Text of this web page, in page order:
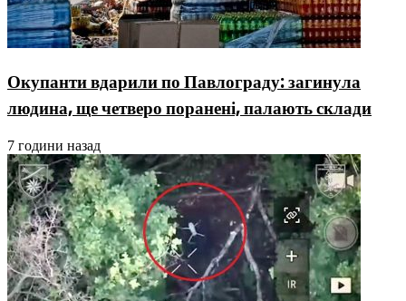
Окупанти вдарили по Павлограду: загинула
людина, ще четверо поранені, палають склади
7 години назад